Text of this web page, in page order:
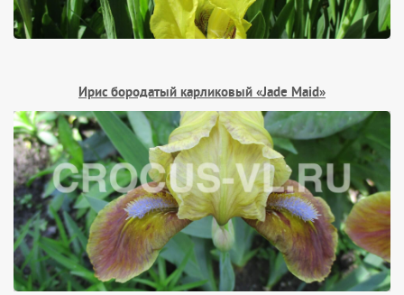
Ирис бородатый карликовый «Jade Maid»